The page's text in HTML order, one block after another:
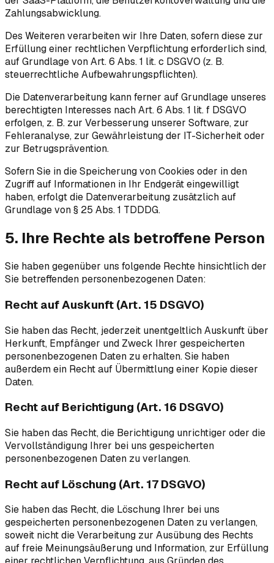
Zahlungsabwicklung.
Des Weiteren verarbeiten wir Ihre Daten, sofern diese zur
Erfüllung einer rechtlichen Verpflichtung erforderlich sind,
auf Grundlage von Art. 6 Abs. 1 lit. c DSGVO (z. B.
steuerrechtliche Aufbewahrungspflichten).
Die Datenverarbeitung kann ferner auf Grundlage unseres
berechtigten Interesses nach Art. 6 Abs. 1 lit. f DSGVO
erfolgen, z. B. zur Verbesserung unserer Software, zur
Fehleranalyse, zur Gewährleistung der IT-Sicherheit oder
zur Betrugsprävention.
Sofern Sie in die Speicherung von Cookies oder in den
Zugriff auf Informationen in Ihr Endgerät eingewilligt
haben, erfolgt die Datenverarbeitung zusätzlich auf
Grundlage von § 25 Abs. 1 TDDDG.
5. Ihre Rechte als betroffene Person
Sie haben gegenüber uns folgende Rechte hinsichtlich der
Sie betreffenden personenbezogenen Daten:
Recht auf Auskunft (Art. 15 DSGVO)
Sie haben das Recht, jederzeit unentgeltlich Auskunft über
Herkunft, Empfänger und Zweck Ihrer gespeicherten
personenbezogenen Daten zu erhalten. Sie haben
außerdem ein Recht auf Übermittlung einer Kopie dieser
Daten.
Recht auf Berichtigung (Art. 16 DSGVO)
Sie haben das Recht, die Berichtigung unrichtiger oder die
Vervollständigung Ihrer bei uns gespeicherten
personenbezogenen Daten zu verlangen.
Recht auf Löschung (Art. 17 DSGVO)
Sie haben das Recht, die Löschung Ihrer bei uns
gespeicherten personenbezogenen Daten zu verlangen,
soweit nicht die Verarbeitung zur Ausübung des Rechts
auf freie Meinungsäußerung und Information, zur Erfüllung